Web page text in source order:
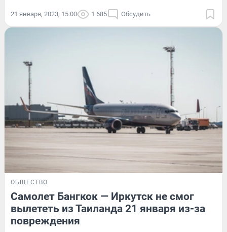
21 января, 2023, 15:00 1 685 Обсудить
ОБЩЕСТВО
Самолет Бангкок — Иркутск не смог
вылететь из Таиланда 21 января из-за
повреждения